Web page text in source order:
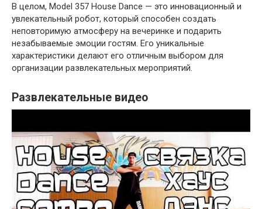
В целом, Model 357 House Dance — это инновационный и
увлекательный робот, который способен создать
неповторимую атмосферу на вечеринке и подарить
незабываемые эмоции гостям. Его уникальные
характеристики делают его отличным выбором для
организации развлекательных мероприятий.
Развлекательные видео